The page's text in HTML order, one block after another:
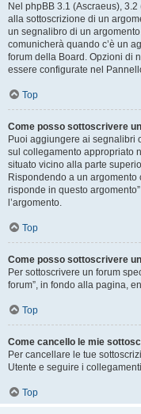
Nel phpBB 3.1 (Ascraeus),
alla sottoscrizione di un
un segnalibro di un
comunicherà quando c’è un
forum della Board. Opzioni di
essere configurate nel
Top
Come posso sottoscrivere
Puoi aggiungere ai segnalibri
sul collegamento appropriato
situato vicino alla parte
Rispondendo a un argomento
risponde in questo
l’argomento.
Top
Come posso sottoscrivere
Per sottoscrivere un forum
forum”, in fondo alla pagina,
Top
Come cancello le mie
Per cancellare le tue
Utente e seguire i
Top